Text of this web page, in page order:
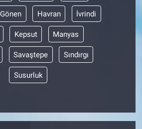
Gönen Havran İvrindi
Kepsut Manyas
Savaştepe Sındırgı
Susurluk